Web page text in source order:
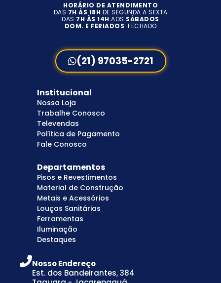
HORÁRIO DE ATENDIMENTO
DAS 7H ÀS 18H DE SEGUNDA A SEXTA
DAS 7H ÀS 14H AOS SÁBADOS
DOM. E FERIADOS: FECHADO
(21) 97035-2721
Institucional
Nossa Loja
Trabalhe Conosco
Televendas
Política de Pagamento
Fale Conosco
Departamentos
Pisos e Revestimentos
Material de Construção
Metais e Acessórios
Louças Sanitárias
Ferramentas
Iluminação
Destaques
Nosso Endereço
Est. dos Bandeirantes, 384